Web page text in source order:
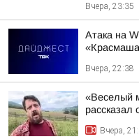
Вчера, 23:35
Атака на
Вчера, 22:38
«Веселый
рассказал
Вчера,